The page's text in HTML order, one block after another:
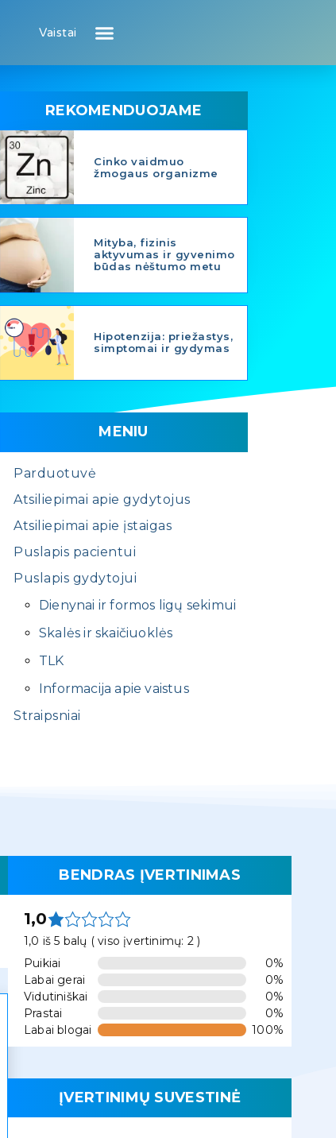
Vaistai
REKOMENDUOJAME
Cinko vaidmuo
žmogaus organizme
Mityba, fizinis
aktyvumas ir gyvenimo
būdas nėštumo metu
Hipotenzija: priežastys,
simptomai ir gydymas
MENIU
Parduotuvė
Atsiliepimai apie gydytojus
Atsiliepimai apie įstaigas
Puslapis pacientui
Puslapis gydytojui
Dienynai ir formos ligų sekimui
Skalės ir skaičiuoklės
TLK
Informacija apie vaistus
Straipsniai
BENDRAS ĮVERTINIMAS
1,0
1,0 iš 5 balų ( viso įvertinimų: 2 )
Puikiai
0%
Labai gerai
0%
Vidutiniškai
0%
Prastai
0%
Labai blogai
100%
ĮVERTINIMŲ SUVESTINĖ